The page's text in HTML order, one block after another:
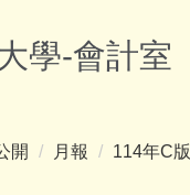
學-會計室
開 月報 114年C版